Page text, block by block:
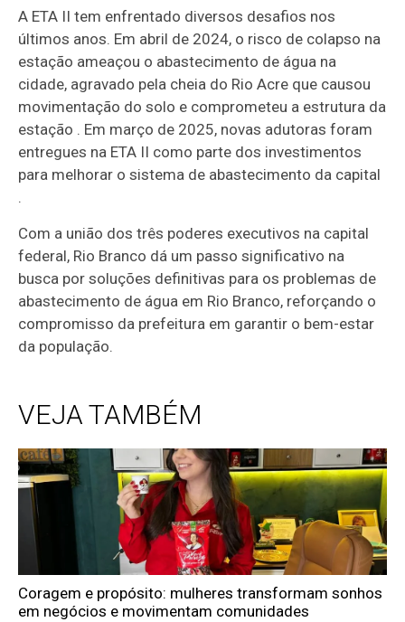
A ETA II tem enfrentado diversos desafios nos
últimos anos. Em abril de 2024, o risco de colapso na
estação ameaçou o abastecimento de água na
cidade, agravado pela cheia do Rio Acre que causou
movimentação do solo e comprometeu a estrutura da
estação . Em março de 2025, novas adutoras foram
entregues na ETA II como parte dos investimentos
para melhorar o sistema de abastecimento da capital
.​
Com a união dos três poderes executivos na capital
federal, Rio Branco dá um passo significativo na
busca por soluções definitivas para os problemas de
abastecimento de água em Rio Branco, reforçando o
compromisso da prefeitura em garantir o bem-estar
da população.
VEJA TAMBÉM
Coragem e propósito: mulheres transformam sonhos
em negócios e movimentam comunidades